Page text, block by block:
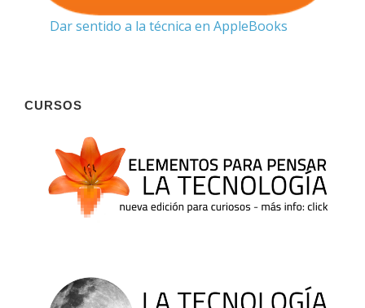
Dar sentido a la técnica en AppleBooks
CURSOS